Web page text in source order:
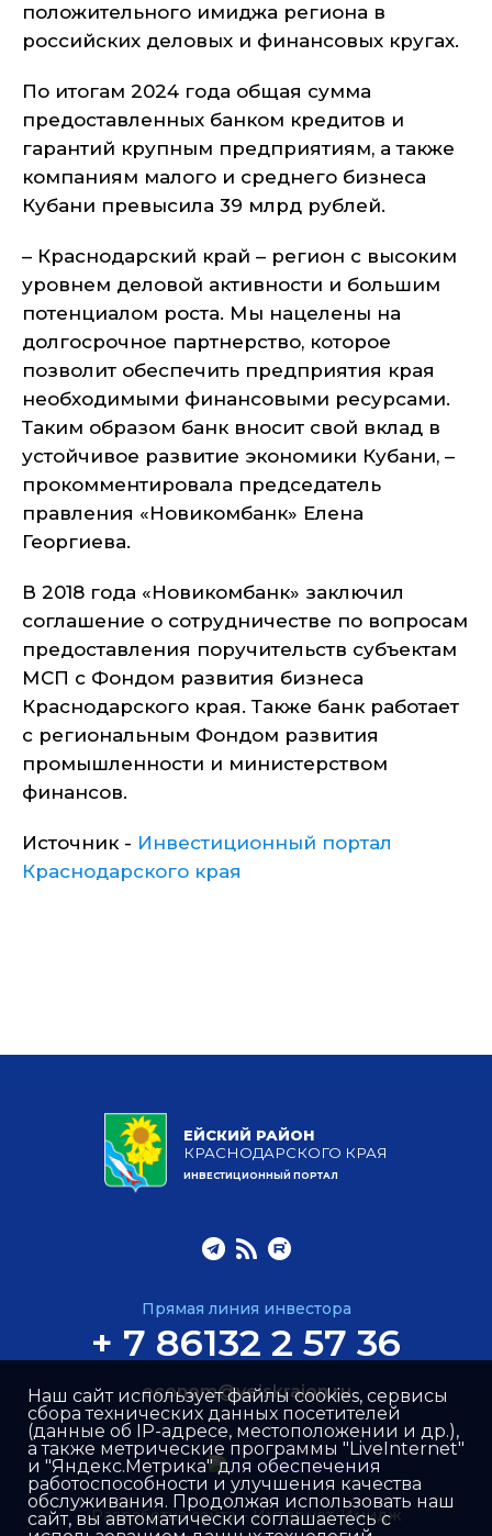
положительного имиджа региона в
российских деловых и финансовых кругах.
По итогам 2024 года общая сумма
предоставленных банком кредитов и
гарантий крупным предприятиям, а также
компаниям малого и среднего бизнеса
Кубани превысила 39 млрд рублей.
– Краснодарский край – регион с высоким
уровнем деловой активности и большим
потенциалом роста. Мы нацелены на
долгосрочное партнерство, которое
позволит обеспечить предприятия края
необходимыми финансовыми ресурсами.
Таким образом банк вносит свой вклад в
устойчивое развитие экономики Кубани, –
прокомментировала председатель
правления «Новикомбанк» Елена
Георгиева.
В 2018 года «Новикомбанк» заключил
соглашение о сотрудничестве по вопросам
предоставления поручительств субъектам
МСП с Фондом развития бизнеса
Краснодарского края. Также банк работает
с региональным Фондом развития
промышленности и министерством
финансов.
Источник - Инвестиционный портал
Краснодарского края
ЕЙСКИЙ РАЙОН
КРАСНОДАРСКОГО КРАЯ
ИНВЕСТИЦИОННЫЙ ПОРТАЛ
Прямая линия инвестора
+ 7 86132 2 57 36
econom@yeiskraion.ru
Разработка сайта –Интернет-Имидж
Наш сайт использует файлы cookies, сервисы
сбора технических данных посетителей
(данные об IP-адресе, местоположении и др.),
а также метрические программы "LiveInternet"
и "Яндекс.Метрика" для обеспечения
работоспособности и улучшения качества
обслуживания. Продолжая использовать наш
сайт, вы автоматически соглашаетесь с